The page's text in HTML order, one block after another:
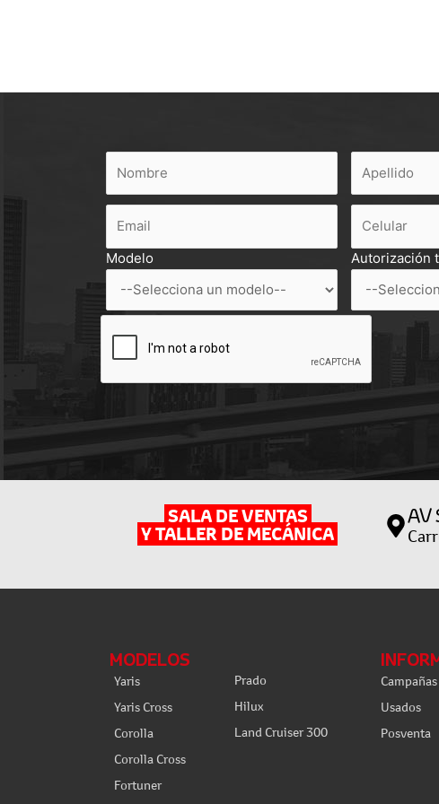
Modelo Autorización
SALA DE VENTAS
Y TALLER DE MECÁNICA
AV
MODELOS
Yaris
Yaris Cross
Corolla
Corolla Cross
Fortuner
Prado
Hilux
Land Cruiser 300
Usados
Posventa